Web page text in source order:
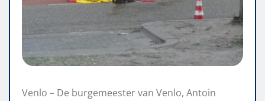
Venlo – De burgemeester van Venlo, Antoin